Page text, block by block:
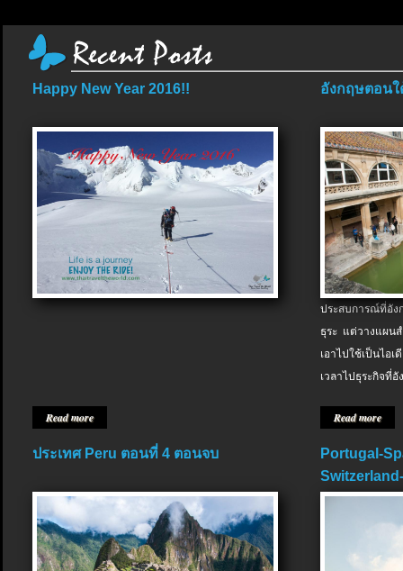
Happy New Year 2016!!
Read more
อังกฤษตอนใ
ประสบการณ์ที่อัง
ธุระ แต่วางแผน
เอาไปใช้เป็นไอ
เวลาไปธุระกิจที่อั
Read more
ประเทศ Peru ตอนที่ 4 ตอนจบ
Portugal-